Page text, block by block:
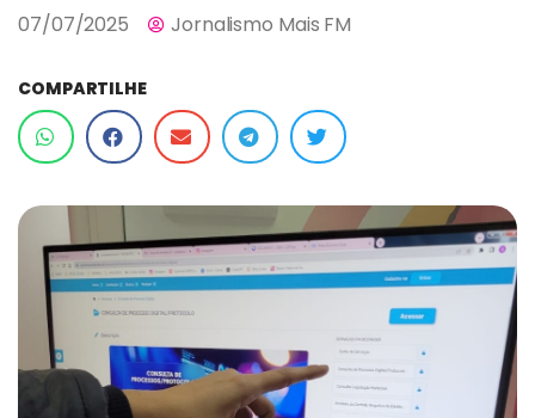
07/07/2025 Jornalismo Mais FM
COMPARTILHE